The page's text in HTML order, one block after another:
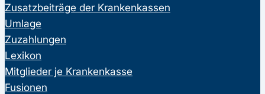
Zusatzbeiträge der Krankenkassen
Umlage
Zuzahlungen
Lexikon
Mitglieder je Krankenkasse
Fusionen